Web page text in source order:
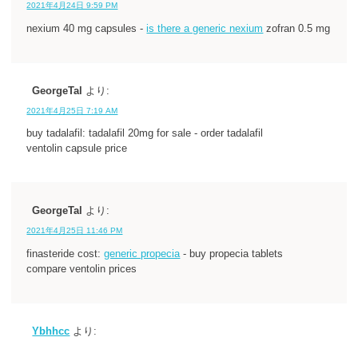
2021年4月24日 9:59 PM
nexium 40 mg capsules -is there a generic nexium zofran 0.5 mg
GeorgeTal より:
2021年4月25日 7:19 AM
buy tadalafil: tadalafil 20mg for sale - order tadalafil
ventolin capsule price
GeorgeTal より:
2021年4月25日 11:46 PM
finasteride cost:generic propecia - buy propecia tablets
compare ventolin prices
Ybhhcc より: